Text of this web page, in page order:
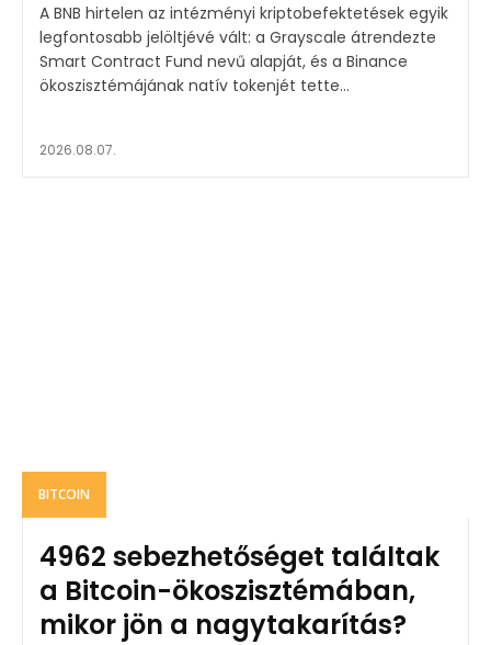
A BNB hirtelen az intézményi kriptobefektetések egyik
legfontosabb jelöltjévé vált: a Grayscale átrendezte
Smart Contract Fund nevű alapját, és a Binance
ökoszisztémájának natív tokenjét tette...
2026.08.07.
BITCOIN
4962 sebezhetőséget találtak
a Bitcoin-ökoszisztémában,
mikor jön a nagytakarítás?